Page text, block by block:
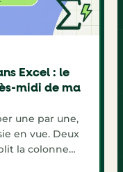
Excel : le
midi de ma
une par une,
en vue. Deux
la colonne
total d'un